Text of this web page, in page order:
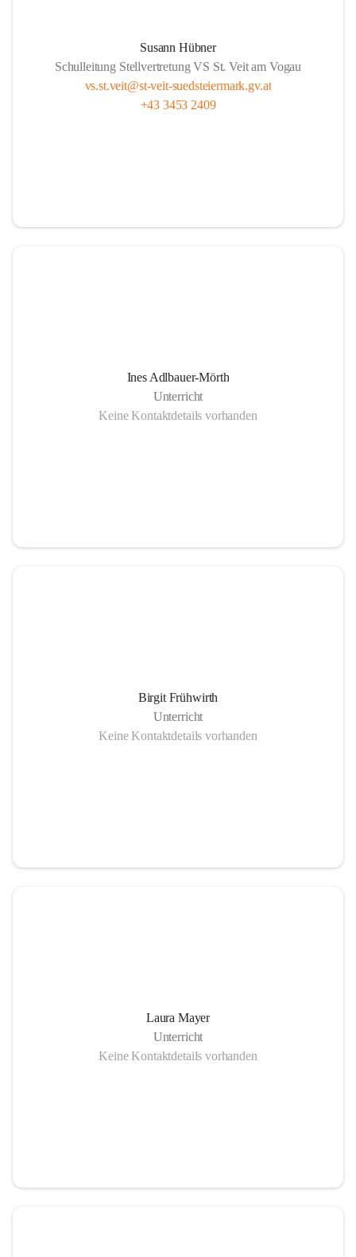
Susann Hübner
Schulleitung Stellvertretung VS St. Veit am Vogau
vs.st.veit@st-veit-suedsteiermark.gv.at
+43 3453 2409
Ines Adlbauer-Mörth
Unterricht
Keine Kontaktdetails vorhanden
Birgit Frühwirth
Unterricht
Keine Kontaktdetails vorhanden
Laura Mayer
Unterricht
Keine Kontaktdetails vorhanden